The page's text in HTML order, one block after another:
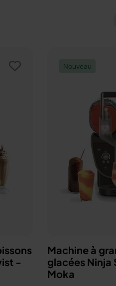
-
Nouveau
Machine à
glacées Ninja
Moka